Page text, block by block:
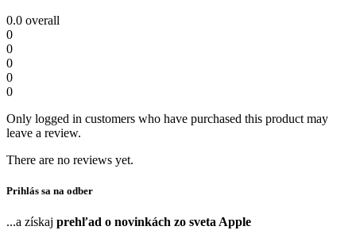
0.0 overall
0
0
0
0
0
Only logged in customers who have purchased this product may
leave a review.
There are no reviews yet.
Prihlás sa na odber
...a získaj prehľad o novinkách zo sveta Apple